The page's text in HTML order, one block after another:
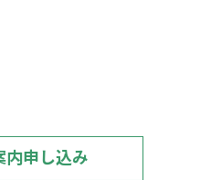
内申し込み